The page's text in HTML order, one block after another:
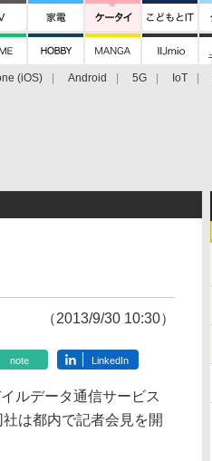
(iOS) Android 5G IoT
（2013/9/30 10:30）
note LinkedIn
ルデータ通信サービス
は都内で記者会見を開